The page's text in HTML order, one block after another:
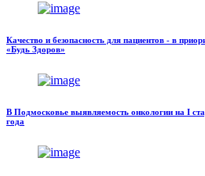
Качество и безопасность для пациентов - в
«Будь Здоров»
В Подмосковье выявляемость онкологии на I
года